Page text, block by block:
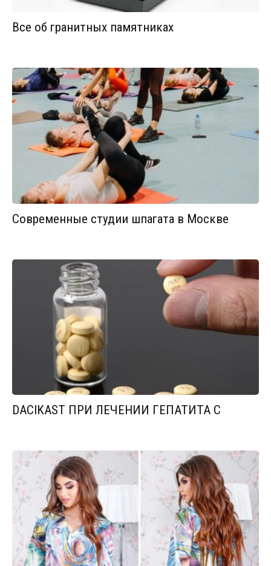
Все об гранитных памятниках
Современные студии шпагата в Москве
DACIKAST ПРИ ЛЕЧЕНИИ ГЕПАТИТА С